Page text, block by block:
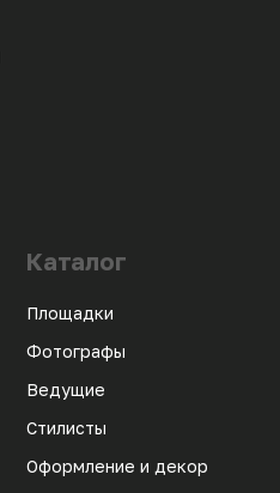
Каталог
Площадки
Фотографы
Ведущие
Стилисты
Оформление и декор